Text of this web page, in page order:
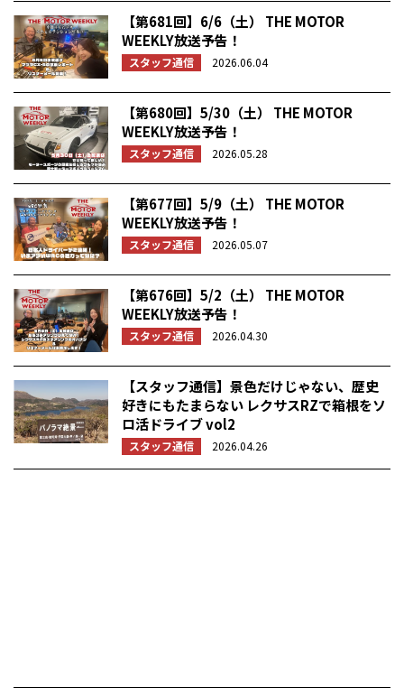
【第681回】6/6（土） THE MOTOR
WEEKLY放送予告！
スタッフ通信 2026.06.04
【第680回】5/30（土） THE MOTOR
WEEKLY放送予告！
スタッフ通信 2026.05.28
【第677回】5/9（土） THE MOTOR
WEEKLY放送予告！
スタッフ通信 2026.05.07
【第676回】5/2（土） THE MOTOR
WEEKLY放送予告！
スタッフ通信 2026.04.30
【スタッフ通信】景色だけじゃない、歴史
好きにもたまらない レクサスRZで箱根をソ
ロ活ドライブ vol2
スタッフ通信 2026.04.26